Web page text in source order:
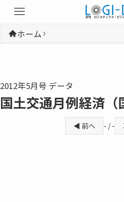
ホーム
2012年5月号 データ
国土交通月例経済（
◀ 前へ - / -